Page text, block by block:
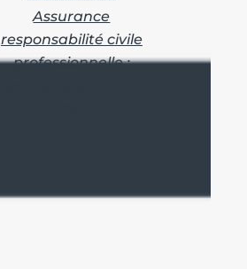
Assurance
responsabilité civile
professionnelle :